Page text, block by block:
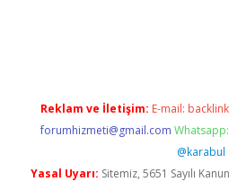
Reklam ve İletişim: E-mail:
forumhizmeti@gmail.com
@karabul
Yasal Uyarı: Sitemiz, 5651 Sayılı